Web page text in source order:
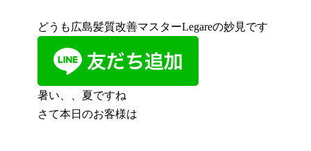
どうも広島髪質改善マスターLegareの妙見です
暑い、、夏ですね
さて本日のお客様は